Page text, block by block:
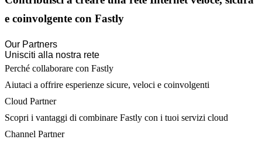
e coinvolgente con Fastly
Our Partners
Unisciti alla nostra rete
Perché collaborare con Fastly
Aiutaci a offrire esperienze sicure, veloci e coinvolgenti
Cloud Partner
Scopri i vantaggi di combinare Fastly con i tuoi servizi cloud
Channel Partner